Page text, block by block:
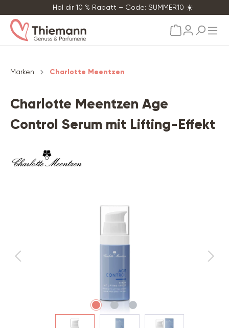
Hol dir 10 % Rabatt – Code: SUMMER10 ☀️
Marken Charlotte Meentzen
Charlotte Meentzen Age
Control Serum mit Lifting-Effekt